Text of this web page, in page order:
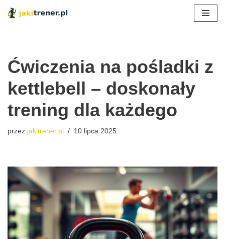
Ćwiczenia na pośladki z
kettlebell – doskonały
trening dla każdego
przez jakitrener.pl 10 lipca 2025